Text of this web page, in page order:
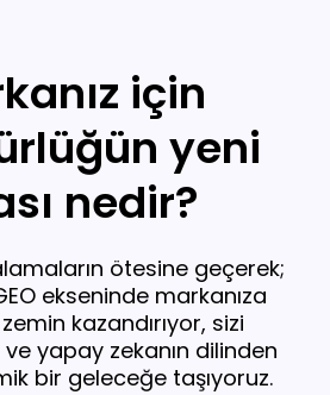
için
yeni
nedir?
ötesine geçerek;
ekseninde markanıza
kazandırıyor, sizi
yapay zekanın dilinden
bir geleceğe taşıyoruz.